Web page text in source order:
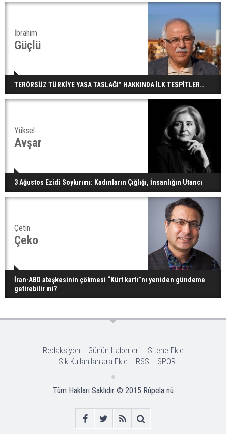
İbrahim
Güçlü
TERÖRSÜZ TÜRKİYE YASA TASLAĞI” HAKKINDA İLK TESPİTLER…
Yüksel
Avşar
3 Ağustos Ezidi Soykırımı: Kadınların Çığlığı, İnsanlığın Utancı
Çetin
Çeko
İran-ABD ateşkesinin çökmesi “Kürt kartı”nı yeniden gündeme
getirebilir mi?
Redaksiyon Günün Haberleri
Sitene Ekle
Sık Kullanılanlara Ekle
RSS SPOR
Tüm Hakları Saklıdır © 2015 Rûpela nû